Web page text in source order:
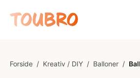
Forside / Kreativ / DIY / Balloner /